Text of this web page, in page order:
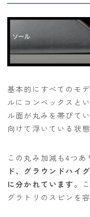
基本的にすべてのモ
ルにコンベックスと
ル面が丸みを帯びて
向けて浮いている状態
この丸み加減も4つあ
ド、グラウンドハイ
に分かれています。
グラトリのスピンを